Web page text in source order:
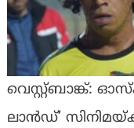
വെസ്റ്റ്ബാങ്ക്:
ലാൻഡ്’